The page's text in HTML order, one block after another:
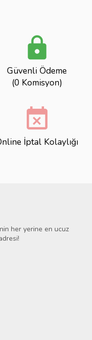
lock
Güvenli Ödeme
(0 Komisyon)
event_busy
İptal Kolaylığı
her yerine en ucuz